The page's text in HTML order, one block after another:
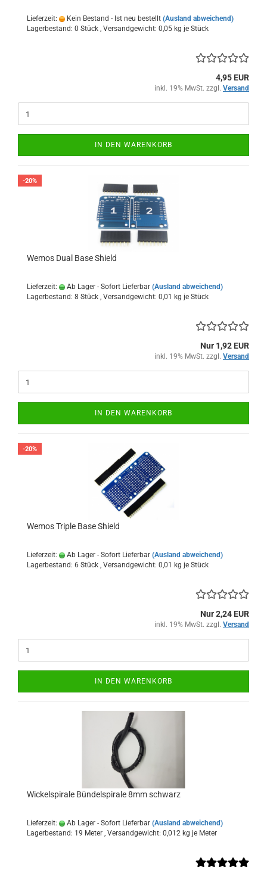
Lieferzeit: Kein Bestand - Ist neu bestellt (Ausland abweichend)
Lagerbestand: 0 Stück , Versandgewicht: 0,05 kg je Stück
4,95 EUR
inkl. 19% MwSt. zzgl. Versand
IN DEN WARENKORB
-20%
Wemos Dual Base Shield
Lieferzeit: Ab Lager - Sofort Lieferbar (Ausland abweichend)
Lagerbestand: 8 Stück , Versandgewicht: 0,01 kg je Stück
Nur 1,92 EUR
inkl. 19% MwSt. zzgl. Versand
IN DEN WARENKORB
-20%
Wemos Triple Base Shield
Lieferzeit: Ab Lager - Sofort Lieferbar (Ausland abweichend)
Lagerbestand: 6 Stück , Versandgewicht: 0,01 kg je Stück
Nur 2,24 EUR
inkl. 19% MwSt. zzgl. Versand
IN DEN WARENKORB
Wickelspirale Bündelspirale 8mm schwarz
Lieferzeit: Ab Lager - Sofort Lieferbar (Ausland abweichend)
Lagerbestand: 19 Meter , Versandgewicht: 0,012 kg je Meter